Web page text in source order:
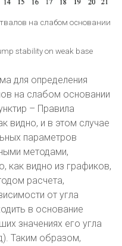
на слабом основании
stability on weak base
для определения
на слабом основании
– Правила
видно, и в этом случае
параметров
методами,
как видно из графиков,
расчета,
от угла
в основание
значениях его угла
Таким образом,